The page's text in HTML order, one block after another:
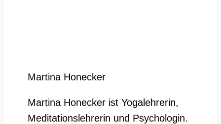
Martina Honecker
Martina Honecker ist Yogalehrerin,
Meditationslehrerin und Psychologin.